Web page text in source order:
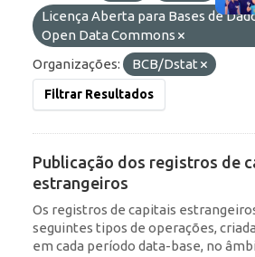
Licença Aberta para Bases de
Open Data Commons
Organizações:
BCB/Dstat
Filtrar Resultados
Publicação dos registros de
estrangeiros
Os registros de capitais
seguintes tipos de operações,
em cada período data-base, no